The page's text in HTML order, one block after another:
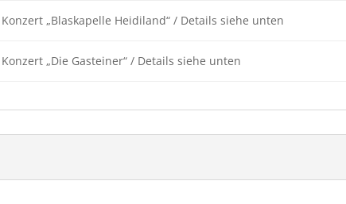
Konzert „Blaskapelle Heidiland“ / Details siehe unten
Konzert „Die Gasteiner“ / Details siehe unten